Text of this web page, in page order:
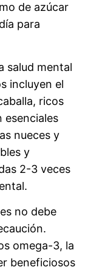
de azúcar
para
salud mental
incluyen el
ricos
esenciales
nueces y
y
2-3 veces
no debe
omega-3, la
beneficiosos